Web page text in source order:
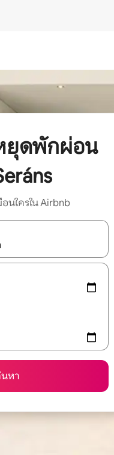
ยุดพักผ่อน
นใครใน Airbnb
ผัสหรือปัด เพื่อสำรวจผลการ
หา